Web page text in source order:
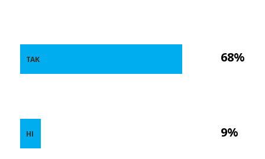
68%
9%
ТАК
НІ